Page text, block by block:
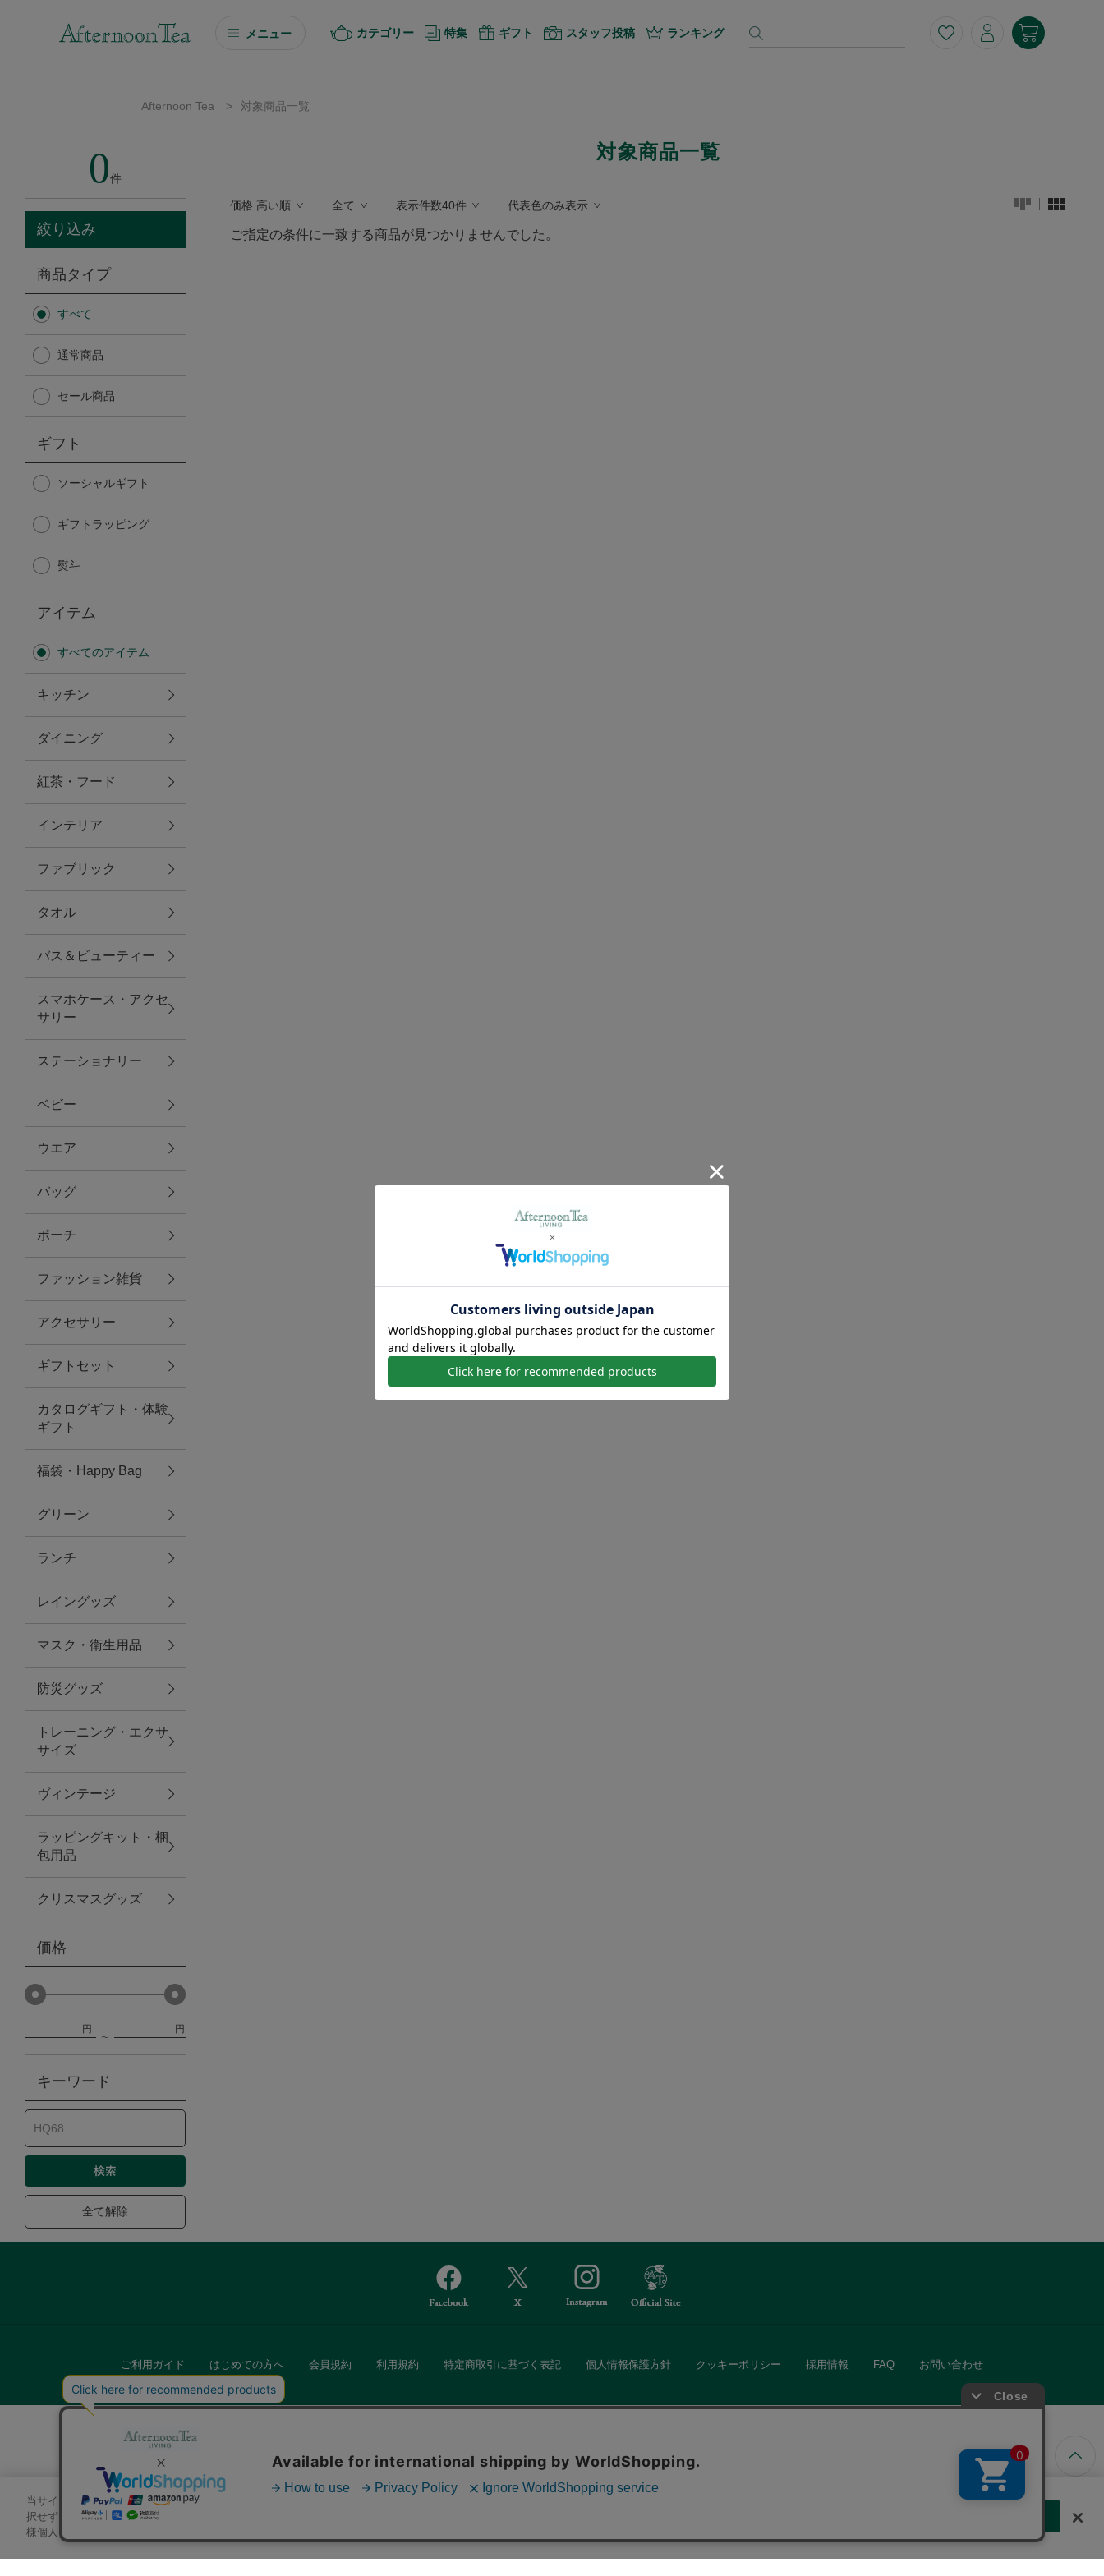
メニュー
ソーシャルギフト
カタログギフト
Afternoon Tea TEAROOM
Afternoon Tea TEAROOM
日傘
保冷バッグ
無重力シリーズ
トラベルグッズ
ランチ
バッグ
キッチン・ダイニング
ダイニング
キッチン
ファブリック
グリーン
バス＆ビューティー
バス＆ビューティー
タオル
ウエア＆バッグ
ウエア
レイングッズ
アクセサリー
ファッション雑貨
ファッショングッズ
スマホケース・アクセサリー
ポーチ
ステーショナリー
その他
紅茶・フード
防災グッズ・非常食
トレーニング
ヴィンテージ
カテゴリー 特集 ギフト スタッフ投稿 ランキング
Afternoon Tea > 対象商品一覧
0件
絞り込み
商品タイプ
すべて
通常商品
セール商品
ギフト
ソーシャルギフト
ギフトラッピング
熨斗
アイテム
すべてのアイテム
キッチン
ダイニング
紅茶・フード
インテリア
ファブリック
タオル
バス＆ビューティー
スマホケース・アクセ
サリー
ステーショナリー
ベビー
ウエア
バッグ
ポーチ
ファッション雑貨
アクセサリー
ギフトセット
カタログギフト・体験
ギフト
福袋・Happy Bag
グリーン
ランチ
レイングッズ
マスク・衛生用品
防災グッズ
トレーニング・エクサ
サイズ
ヴィンテージ
ラッピングキット・梱
包用品
クリスマスグッズ
価格
円 円
キーワード
全て解除
対象商品一覧
価格 高い順 全て 表示件数40件 代表色のみ表示
ご指定の条件に一致する商品が見つかりませんでした。
ご利用ガイド はじめての方へ 会員規約 利用規約 特定商取引に基づく表記 個人情報保護方針 クッキーポリシー 採用情報 FAQ お問い合わせ
当サイトでは、サイトの利便性向上のためにクッキーを使用いたします。ボタンから同意の可否を選択してください。選
択せずにページを移動した場合、クッキーの使用に同意したことになります。クッキーを通じて収集する情報には「お客
様個人を特定できる情報」は一切含まれておりません。詳細は